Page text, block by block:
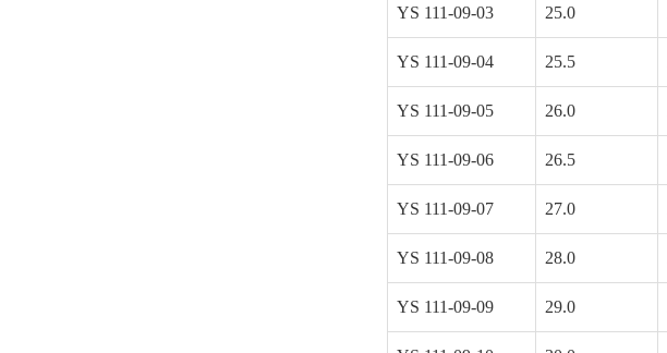
YS 111-09-03 25.0
YS 111-09-04 25.5
YS 111-09-05 26.0
YS 111-09-06 26.5
YS 111-09-07 27.0
YS 111-09-08 28.0
YS 111-09-09 29.0